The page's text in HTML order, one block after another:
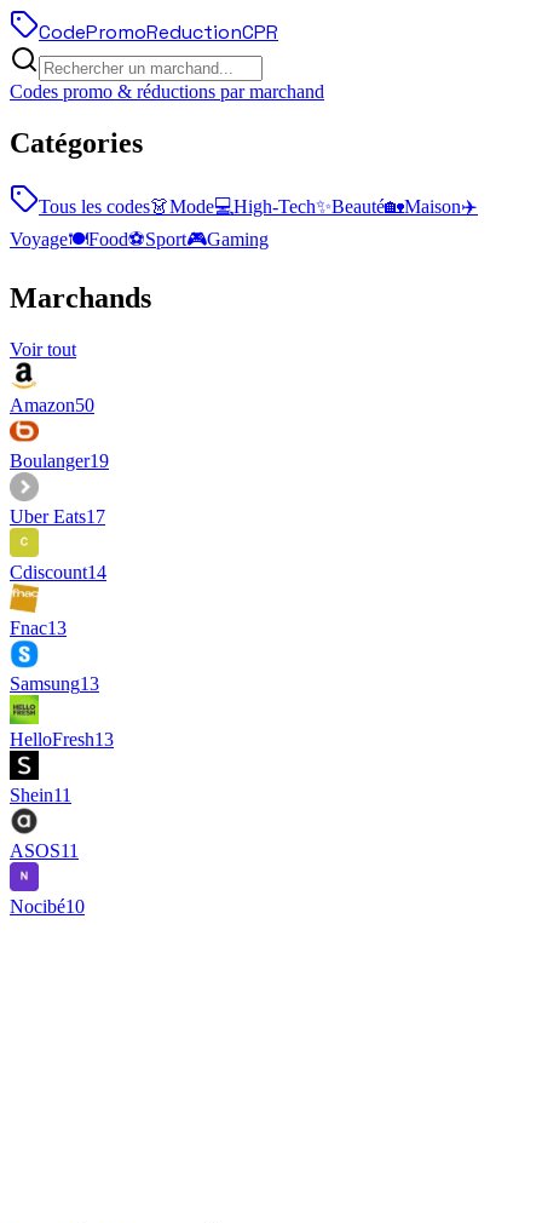
CodePromoReductionCPR
Codes promo & réductions par marchand
Catégories
Tous les codes👗Mode💻High-Tech✨Beauté🏡Maison✈️
Voyage🍽️Food⚽Sport🎮Gaming
Marchands
Voir tout
Amazon50
Boulanger19
Uber Eats17
Cdiscount14
Fnac13
Samsung13
HelloFresh13
Shein11
ASOS11
Nocibé10